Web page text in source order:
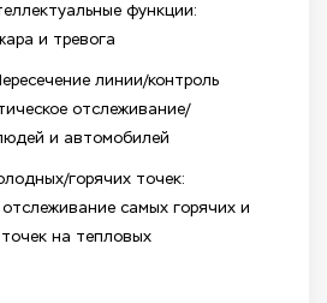
функции:
и тревога
линии/контроль
отслеживание/
и автомобилей
горячих точек:
самых горячих и
на тепловых